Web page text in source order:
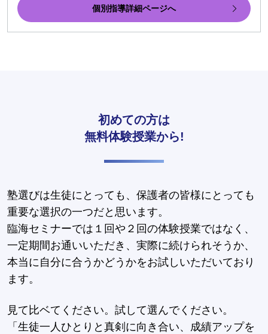
個別指導詳細ページへ
初めての方は
無料体験授業から!
塾選びは生徒にとっても、保護者の皆様にとっても
重要な選択の一つだと思います。
臨海セミナーでは１回や２回の体験授業ではなく、
一定期間お通いいただき、実際に続けられそうか、
本当に自分に合うかどうかをお試しいただいており
ます。
見て比ベてください。試して選んでください。
「生徒一人ひとりと真剣に向き合い、成績アップを